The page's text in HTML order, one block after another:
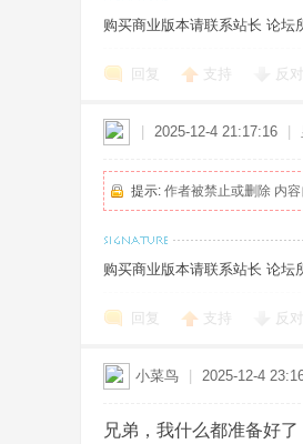
购买商业版本请联系站长 论坛
回复 支持 反对
2025-12-4 21:17:16
提示: 作者被禁止或删除 内
购买商业版本请联系站长 论坛
回复 支持 反对
小菜鸟 2025-12-4
兄弟，我什么都准备好